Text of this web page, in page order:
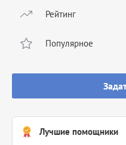
Рейтинг
Популярное
Лучшие помощники